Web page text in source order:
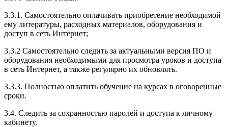
3.3.1. Cамостоятельно оплачивать приобретение необходимой
ему литературы, расходных материалов, оборудования и
доступ в сеть Интернет;
3.3.2 Самостоятельно следить за актуальными версия ПО и
оборудования необходимыми для просмотра уроков и доступа
в сеть Интернет, а также регулярно их обновлять.
3.3.3. Полностью оплатить обучение на курсах в оговоренные
сроки.
3.4. Следить за сохранностью паролей и доступа к личному
кабинету.